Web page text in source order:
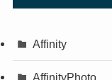
Affinity
AffinityPhoto